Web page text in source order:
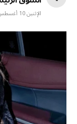
الإثنين 10 أغسطس 3:16 ص